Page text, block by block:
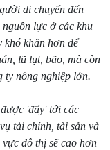
di chuyển đến
lực ở các khu
khó khăn hơn để
lũ lụt, bão, mà còn
ty nông nghiệp lớn.
'đẩy' tới các
tài chính, tài sản và
đô thị sẽ cao hơn